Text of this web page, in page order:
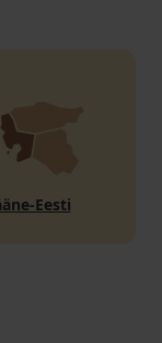
Eesti